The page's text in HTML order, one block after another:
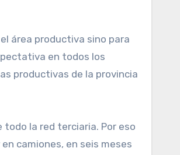
área productiva sino para
en todos los
productivas de la provincia
todo la red terciaria. Por eso
camiones, en seis meses